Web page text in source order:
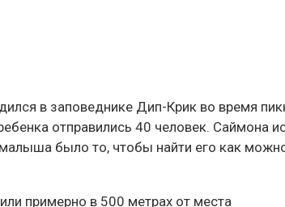
в заповеднике Дип-Крик во время
отправились 40 человек. Саймона
было то, чтобы найти его как
примерно в 500 метрах от места